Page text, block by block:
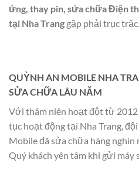
ứng, thay pin, sửa chữa Điện
tại Nha Trang gặp phải trục trặc.
QUỲNH AN MOBILE NHA
SỬA CHỮA LÂU NĂM
Với thâm niên hoạt đột từ
tục hoạt động tại Nha Trang,
Mobile đã sửa chữa hàng nghìn
Quý khách yên tâm khi gửi máy